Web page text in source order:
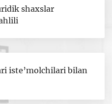
shaxslar
iste’molchilari bilan